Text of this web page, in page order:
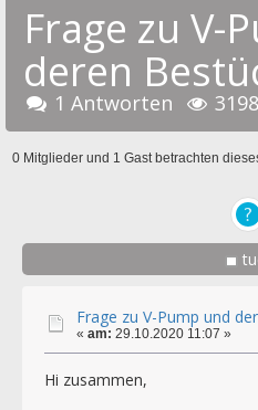
Frage zu V-
deren
1 Antworten
0 Mitglieder und 1 Gast betrachten
Frage zu V-Pump und
« am: 29.10.2020 11:07 »
Hi zusammen,